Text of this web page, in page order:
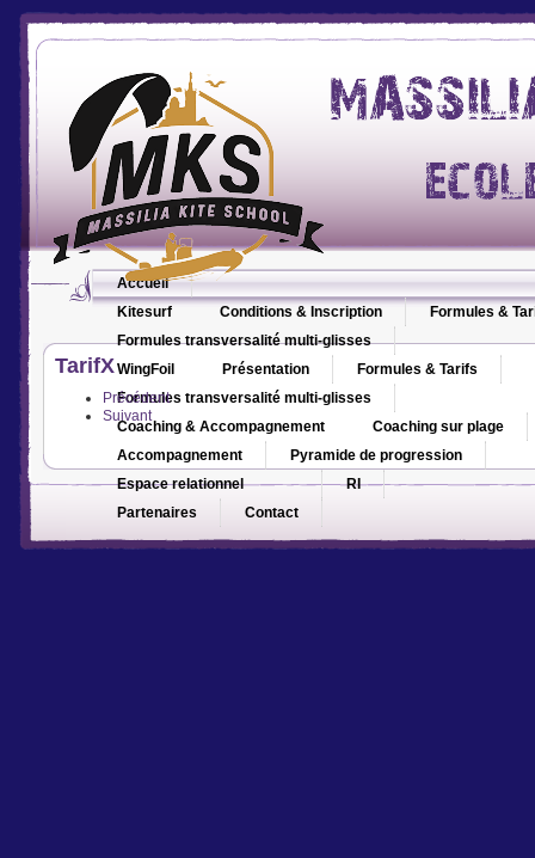
Accueil
Kitesurf
Conditions & Inscription
Formules &
Formules transversalité multi-glisses
WingFoil
Présentation
Formules & Tarifs
Formules transversalité multi-glisses
Coaching & Accompagnement
Coaching sur plage
Accompagnement
Pyramide de progression
Espace relationnel
Partenaires
Contact
RI
TarifX
Précédent
Suivant